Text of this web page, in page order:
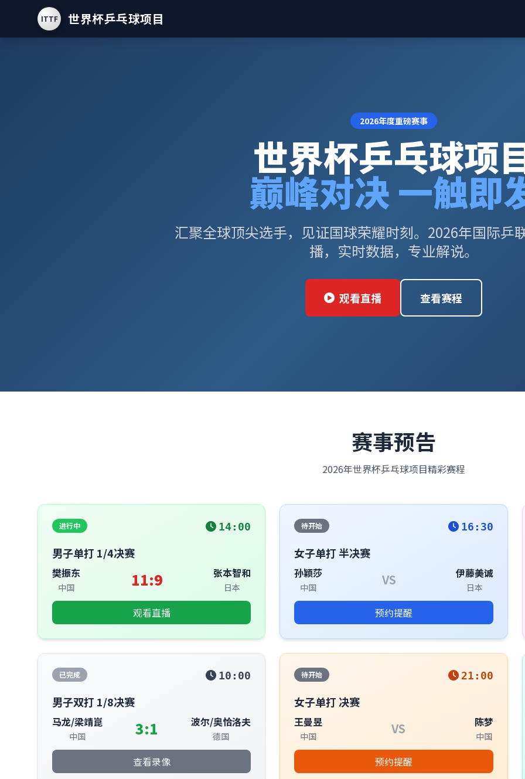
ITTF 世界杯乒乓球项目
2026年度重磅赛事
世界杯乒乓球项
巅峰对决 一触即
汇聚全球顶尖选手，见证国球荣耀时刻。2026年国际乒
播，实时数据，专业解说。
观看直播 查看赛程
赛事预告
2026年世界杯乒乓球项目精彩赛程
进行中 14:00
男子单打 1/4决赛
樊振东
中国 11:9 张本智和
日本
观看直播
待开始 16:30
女子单打 半决赛
孙颖莎
中国 VS 伊藤美诚
日本
预约提醒
已完成 10:00
男子双打 1/8决赛
马龙/梁靖崑
中国 3:1 波尔/奥恰洛夫
德国
查看录像
待开始 21:00
女子单打 决赛
王曼昱
中国 VS 陈梦
中国
预约提醒